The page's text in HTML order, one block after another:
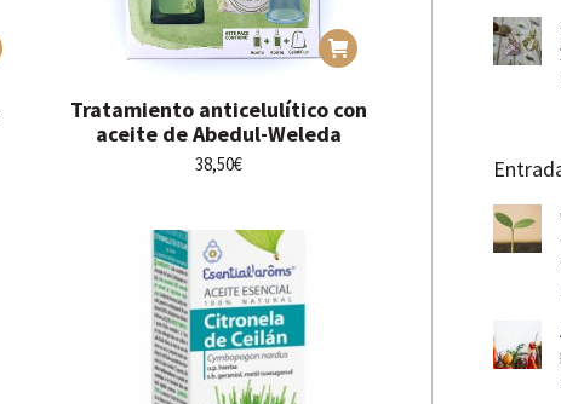
Tratamiento anticelulítico con
aceite de Abedul-Weleda
38,50€